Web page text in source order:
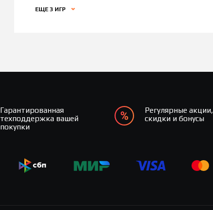
ЕЩЕ 3 ИГР
Гарантированная
техподдержка вашей
покупки
Регулярные акции,
скидки и бонусы